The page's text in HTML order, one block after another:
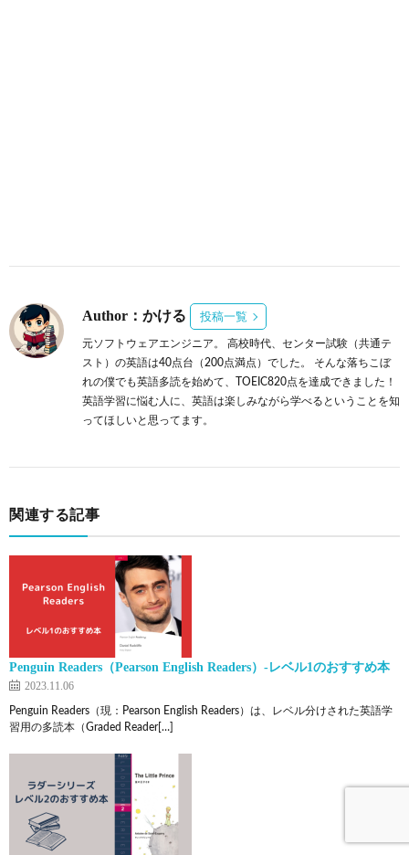
Author：かける 投稿一覧
元ソフトウェアエンジニア。 高校時代、センター試験（共通テ
スト）の英語は40点台（200点満点）でした。 そんな落ちこぼ
れの僕でも英語多読を始めて、TOEIC820点を達成できました！
英語学習に悩む人に、英語は楽しみながら学べるということを知
ってほしいと思ってます。
関連する記事
Penguin Readers（Pearson English Readers）-レベル1のおすすめ本
2023.11.06
Penguin Readers（現：Pearson English Readers）は、レベル分けされた英語学
習用の多読本（Graded Reader[…]